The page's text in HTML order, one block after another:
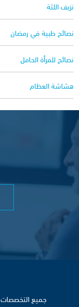
نزيف اللثة
نصائح طبية في رمضان
نصائح للمرأة الحامل
هشاشة العظام
جميع التخصصات